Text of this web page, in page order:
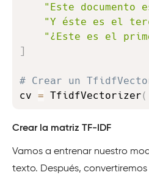
"Este documento
"Y éste es el
"¿Este es el
# Crear un
cv = TfidfVectorizer(
Crear la matriz TF-IDF
Vamos a entrenar nuestro
texto. Después,